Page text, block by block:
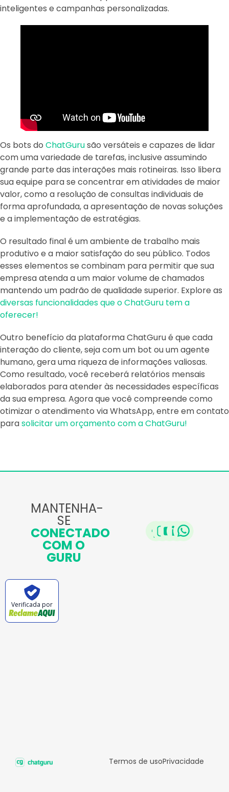
inteligentes e campanhas personalizadas.
Os bots do ChatGurusão versáteis e capazes de lidar
com uma variedade de tarefas, inclusive assumindo
grande parte das interações mais rotineiras. Isso libera
sua equipe para se concentrar em atividades de maior
valor, como a resolução de consultas individuais de
forma aprofundada, a apresentação de novas soluções
e a implementação de estratégias.
O resultado final é um ambiente de trabalho mais
produtivo e a maior satisfação do seu público. Todos
esses elementos se combinam para permitir que sua
empresa atenda a um maior volume de chamados
mantendo um padrão de qualidade superior. Explore as
diversas funcionalidades que o ChatGuru tem a
oferecer!
Outro benefício da plataforma ChatGuru é que cada
interação do cliente, seja com um bot ou um agente
humano, gera uma riqueza de informações valiosas.
Como resultado, você receberá relatórios mensais
elaborados para atender às necessidades específicas
da sua empresa. Agora que você compreende como
otimizar o atendimento via WhatsApp, entre em contato
parasolicitar um orçamento com a ChatGuru!
MANTENHA-
SE
CONECTADO
COM O
GURU
Verificada por
Termos de usoPrivacidade